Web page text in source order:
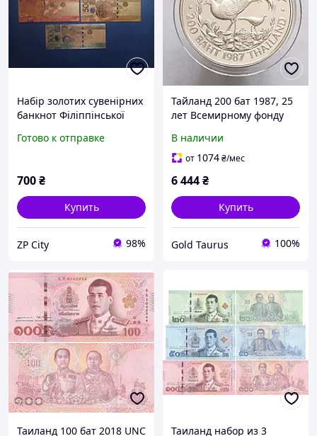
Набір золотих сувенірних
банкнот Філіппінської
2023 рік, 5 штук)
Готово к отправке
700₴
Купить
ZP City 98%
Тайланд 200 бат 1987, 25
лет Всемирному фонду
Серебро
В наличии
от 1074₴/мес
6 444₴
Купить
Gold Taurus 100%
Таиланд 100 бат 2018 UNC
Таиланд набор из 3